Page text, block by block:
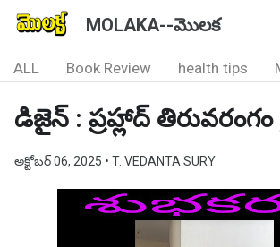
MOLAKA--మొలక
ALL Book Review health tips
డిజైన్ : ప్రహ్లాద్
అక్టోబర్ 06, 2025 • T. VEDANTA SURY